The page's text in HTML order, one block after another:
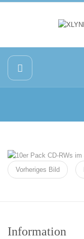
Vorheriges Bild
Information